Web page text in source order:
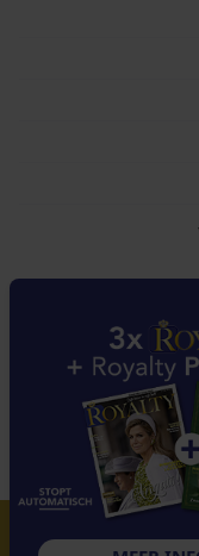
Royalty participeert in
dat Royalty commissies
Deze website wordt niet